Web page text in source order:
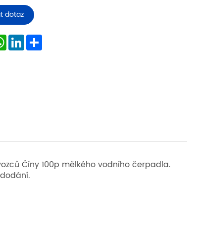
dotaz
WhatsApp
LinkedInShare
Číny 100p mělkého vodního čerpadla.